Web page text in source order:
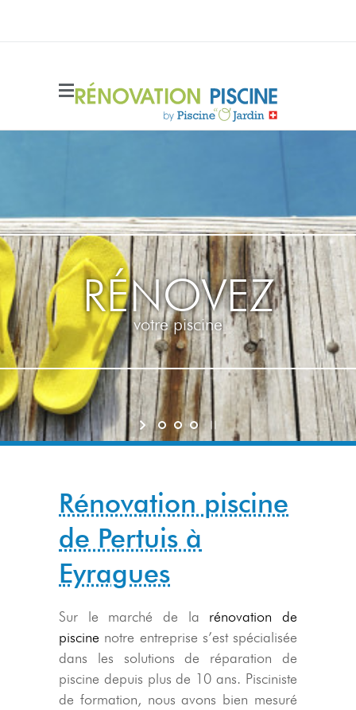
Side Menu
RÉNOVEZ
votre piscine
Rénovation piscine
de Pertuis à
Eyragues
Sur le marché de la rénovation de
piscine notre entreprise s’est spécialisée
dans les solutions de réparation de
piscine depuis plus de 10 ans. Pisciniste
de formation, nous avons bien mesuré